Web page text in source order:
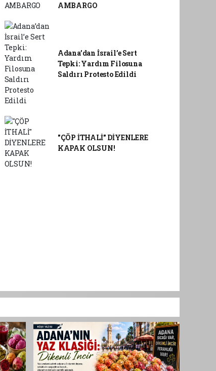
AMBARGO
Adana’dan İsrail’e Sert
Tepki: Yardım Filosuna
Saldırı Protesto Edildi
"ÇÖP İTHALİ" DİYENLERE
KAPAK OLSUN!